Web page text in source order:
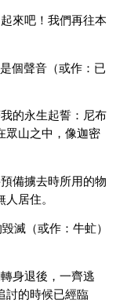
來吧！我們再往本
個聲音（或作：已
的永生起誓：尼布
眾山之中，像迦密
備擄去時所用的物
居住。
滅（或作：牛虻）
身退後，一齊逃
討的時候已經臨